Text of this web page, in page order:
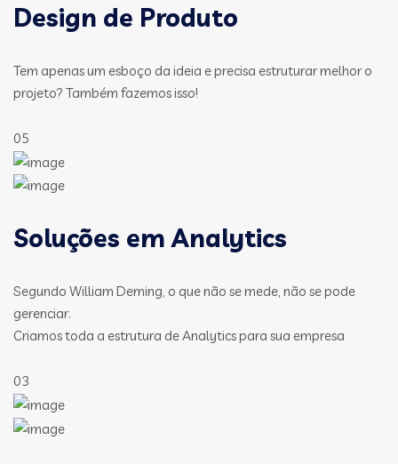
Design de Produto
Tem apenas um esboço da ideia e precisa estruturar melhor o
projeto? Também fazemos isso!
05
Soluções em Analytics
Segundo William Deming, o que não se mede, não se pode
gerenciar.
Criamos toda a estrutura de Analytics para sua empresa
03